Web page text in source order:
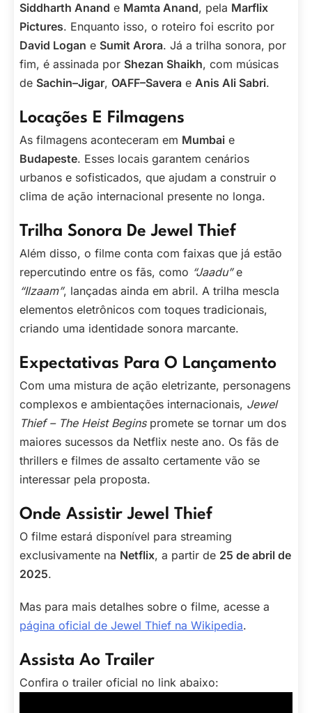
Siddharth Anand e Mamta Anand, pela Marflix
Pictures. Enquanto isso, o roteiro foi escrito por
David Logan e Sumit Arora. Já a trilha sonora, por
fim, é assinada por Shezan Shaikh, com músicas
de Sachin–Jigar, OAFF–Savera e Anis Ali Sabri.
Locações E Filmagens
As filmagens aconteceram em Mumbai e
Budapeste. Esses locais garantem cenários
urbanos e sofisticados, que ajudam a construir o
clima de ação internacional presente no longa.
Trilha Sonora De Jewel Thief
Além disso, o filme conta com faixas que já estão
repercutindo entre os fãs, como “Jaadu”e
“Ilzaam”, lançadas ainda em abril. A trilha mescla
elementos eletrônicos com toques tradicionais,
criando uma identidade sonora marcante.
Expectativas Para O Lançamento
Com uma mistura de ação eletrizante, personagens
complexos e ambientações internacionais, Jewel
Thief – The Heist Beginspromete se tornar um dos
maiores sucessos da Netflix neste ano. Os fãs de
thrillers e filmes de assalto certamente vão se
interessar pela proposta.
Onde Assistir Jewel Thief
O filme estará disponível para streaming
exclusivamente na Netflix, a partir de 25 de abril de
2025.
Mas para mais detalhes sobre o filme, acesse a
página oficial de Jewel Thief na Wikipedia.
Assista Ao Trailer
Confira o trailer oficial no link abaixo: